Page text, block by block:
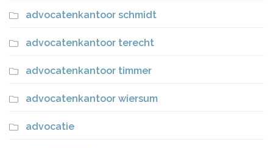
advocatenkantoor schmidt
advocatenkantoor terecht
advocatenkantoor timmer
advocatenkantoor wiersum
advocatie